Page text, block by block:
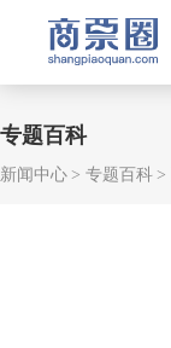
专题百科
新闻中心 专题百科